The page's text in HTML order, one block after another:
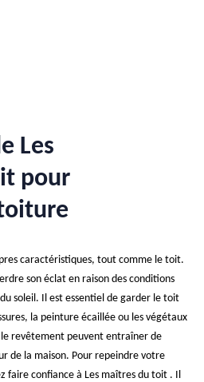
Les
pour
caractéristiques, tout comme le toit.
son éclat en raison des conditions
soleil. Il est essentiel de garder le toit
la peinture écaillée ou les végétaux
le revêtement peuvent entraîner de
de la maison. Pour repeindre votre
faire confiance à Les maîtres du toit . Il